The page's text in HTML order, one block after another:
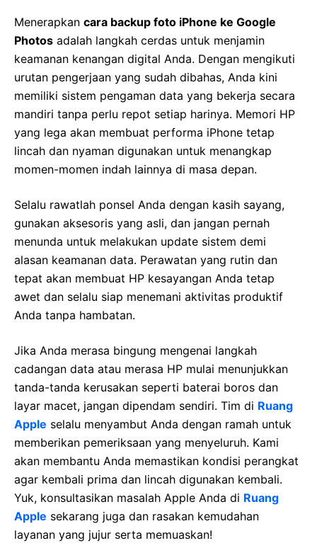
Menerapkan cara backup foto iPhone ke Google
Photos adalah langkah cerdas untuk menjamin
keamanan kenangan digital Anda. Dengan mengikuti
urutan pengerjaan yang sudah dibahas, Anda kini
memiliki sistem pengaman data yang bekerja secara
mandiri tanpa perlu repot setiap harinya. Memori HP
yang lega akan membuat performa iPhone tetap
lincah dan nyaman digunakan untuk menangkap
momen-momen indah lainnya di masa depan.
Selalu rawatlah ponsel Anda dengan kasih sayang,
gunakan aksesoris yang asli, dan jangan pernah
menunda untuk melakukan update sistem demi
alasan keamanan data. Perawatan yang rutin dan
tepat akan membuat HP kesayangan Anda tetap
awet dan selalu siap menemani aktivitas produktif
Anda tanpa hambatan.
Jika Anda merasa bingung mengenai langkah
cadangan data atau merasa HP mulai menunjukkan
tanda-tanda kerusakan seperti baterai boros dan
layar macet, jangan dipendam sendiri. Tim di Ruang
Apple selalu menyambut Anda dengan ramah untuk
memberikan pemeriksaan yang menyeluruh. Kami
akan membantu Anda memastikan kondisi perangkat
agar kembali prima dan lincah digunakan kembali.
Yuk, konsultasikan masalah Apple Anda di Ruang
Apple sekarang juga dan rasakan kemudahan
layanan yang jujur serta memuaskan!